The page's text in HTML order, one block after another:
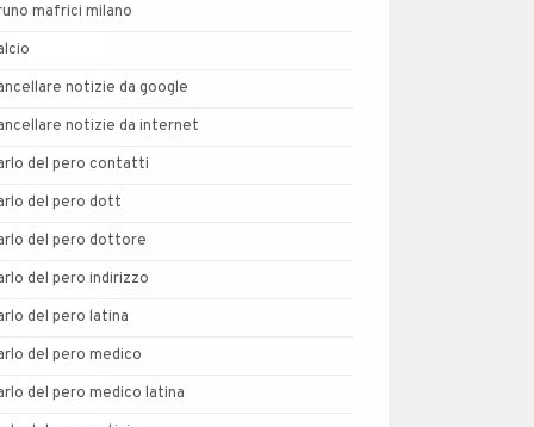
mafrici milano
notizie da google
notizie da internet
del pero contatti
del pero dott
del pero dottore
del pero indirizzo
del pero latina
del pero medico
del pero medico latina